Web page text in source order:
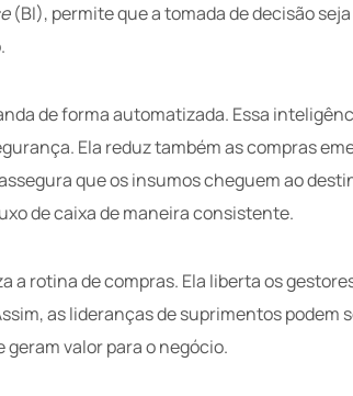
(BI), permite que a tomada de decisão
de forma automatizada. Essa
Ela reduz também as compras
que os insumos cheguem ao
de caixa de maneira consistente.
a rotina de compras. Ela liberta os
as lideranças de suprimentos podem
valor para o negócio.